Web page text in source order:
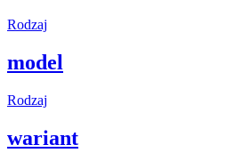
Rodzaj
model
Rodzaj
wariant